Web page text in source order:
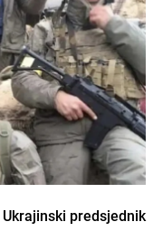
predsjednik